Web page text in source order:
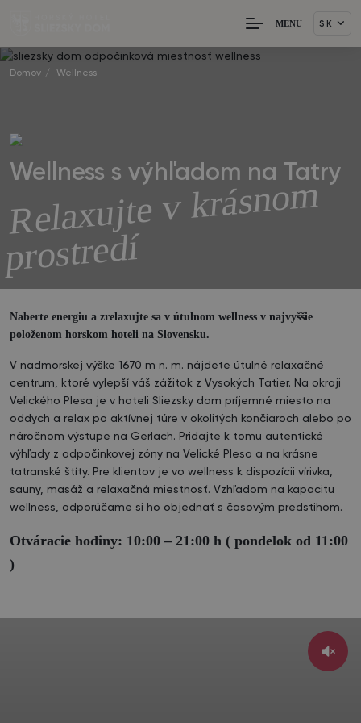
MENU SK
Domov / Wellness
Wellness s výhľadom na Tatry
Rela
x
ujte
v
krás
n
o
m
pr
ostre
dí
Naberte energiu a zrelaxujte sa v útulnom wellness v najvyššie
položenom horskom hoteli na Slovensku.
V nadmorskej výške 1670 m n. m. nájdete útulné relaxačné
centrum, ktoré vylepší váš zážitok z Vysokých Tatier. Na okraji
Velického Plesa je v hoteli Sliezsky dom príjemné miesto na
oddych a relax po aktívnej túre v okolitých končiaroch alebo po
náročnom výstupe na Gerlach. Pridajte k tomu autentické
výhľady z odpočinkovej zóny na Velické Pleso a na krásne
tatranské štíty. Pre klientov je vo wellness k dispozícii vírivka,
sauny, masáž a relaxačná miestnosť. Vzhľadom na kapacitu
wellness, odporúčame si ho objednať s časovým predstihom.
Otváracie hodiny: 10:00 – 21:00 h ( pondelok od 11:00
)